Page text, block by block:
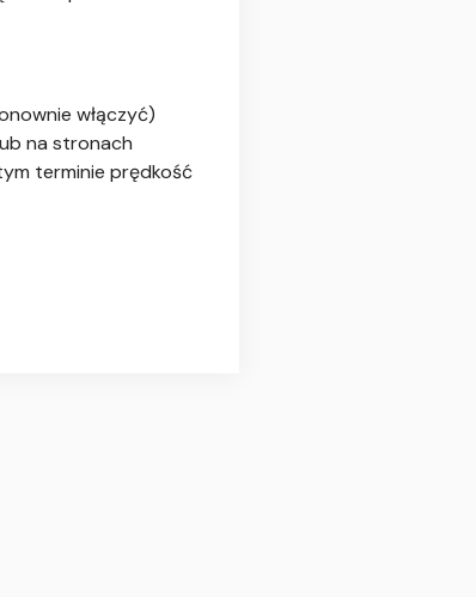
włączyć)
na stronach
terminie prędkość